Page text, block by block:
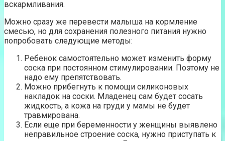
вскармливания.
Можно сразу же перевести малыша на кормление
смесью, но для сохранения полезного питания нужно
попробовать следующие методы:
Ребенок самостоятельно может изменить форму
соска при постоянном стимулировании. Поэтому не
надо ему препятствовать.
Можно прибегнуть к помощи силиконовых
накладок на соски. Младенец сам будет сосать
жидкость, а кожа на груди у мамы не будет
травмирована.
Если еще при беременности у женщины выявлено
неправильное строение соска, нужно приступать к